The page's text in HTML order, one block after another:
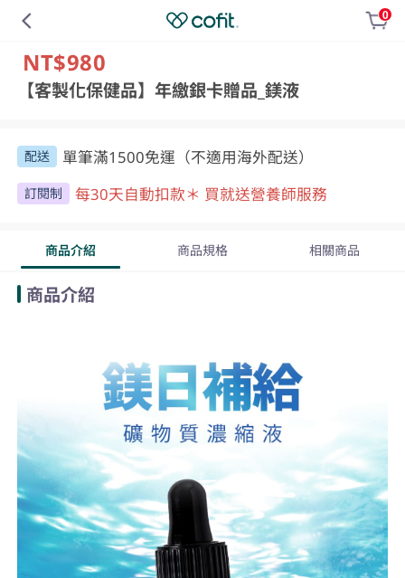
0
NT$980
【客製化保健品】年繳銀卡贈品_鎂液
配送 單筆滿1500免運（不適用海外配送）
訂閱制 每30天自動扣款＊ 買就送營養師服務
商品介紹 商品規格 相關商品
商品介紹